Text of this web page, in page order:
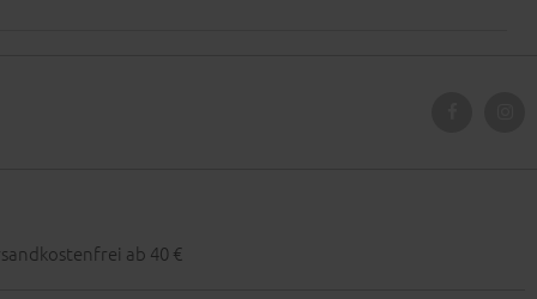
ab 40 €